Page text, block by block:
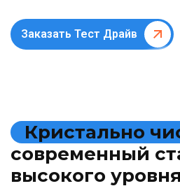
Заказать Тест Драйв
Кристально чи
современный ст
высокого уровн